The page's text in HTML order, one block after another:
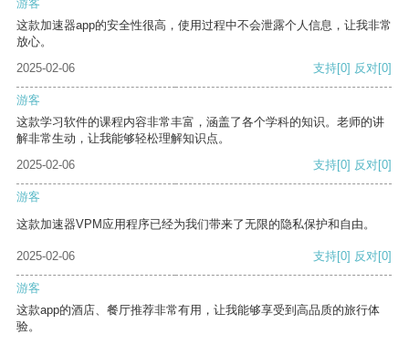
游客
这款加速器app的安全性很高，使用过程中不会泄露个人信息，让我非常
放心。
2025-02-06
支持[0] 反对[0]
游客
这款学习软件的课程内容非常丰富，涵盖了各个学科的知识。老师的讲
解非常生动，让我能够轻松理解知识点。
2025-02-06
支持[0] 反对[0]
游客
这款加速器VPM应用程序已经为我们带来了无限的隐私保护和自由。
2025-02-06 支持[0] 反对[0]
游客
这款app的酒店、餐厅推荐非常有用，让我能够享受到高品质的旅行体
验。